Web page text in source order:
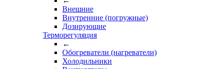
Внешние
Внутренние (погружные)
Дозирующие
Терморегуляция
←
Обогреватели (нагреватели)
Холодильники